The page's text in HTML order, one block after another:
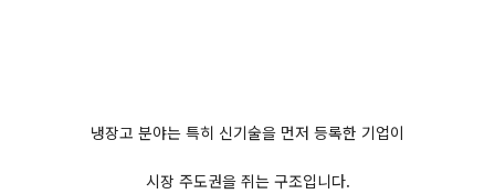
냉장고 분야는 특히 신기술을 먼저 등록한 기업이
시장 주도권을 쥐는 구조입니다.